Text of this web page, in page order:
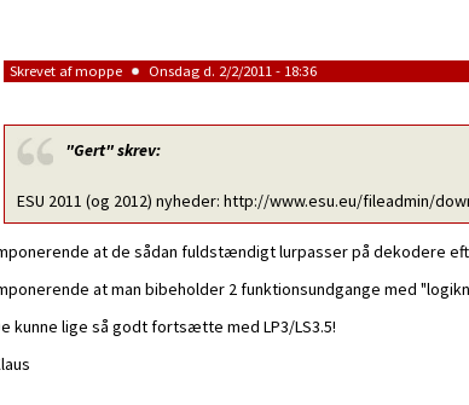
Skrevet afmoppe Onsdag d. 2/2/2011 - 18:36
"Gert"skrev:
ESU 2011 (og 2012) nyheder: http://www.esu.eu/fileadmin/
at de sådan fuldstændigt lurpasser på dekodere
at man bibeholder 2 funktionsundgange med
kunne lige så godt fortsætte med LP3/LS3.5!